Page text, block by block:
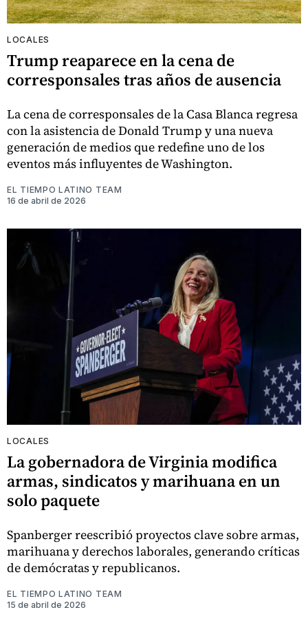
LOCALES
Trump reaparece en la cena de
corresponsales tras años de ausencia
La cena de corresponsales de la Casa Blanca regresa
con la asistencia de Donald Trump y una nueva
generación de medios que redefine uno de los
eventos más influyentes de Washington.
EL TIEMPO LATINO TEAM
16 de abril de 2026
LOCALES
La gobernadora de Virginia modifica
armas, sindicatos y marihuana en un
solo paquete
Spanberger reescribió proyectos clave sobre armas,
marihuana y derechos laborales, generando críticas
de demócratas y republicanos.
EL TIEMPO LATINO TEAM
15 de abril de 2026